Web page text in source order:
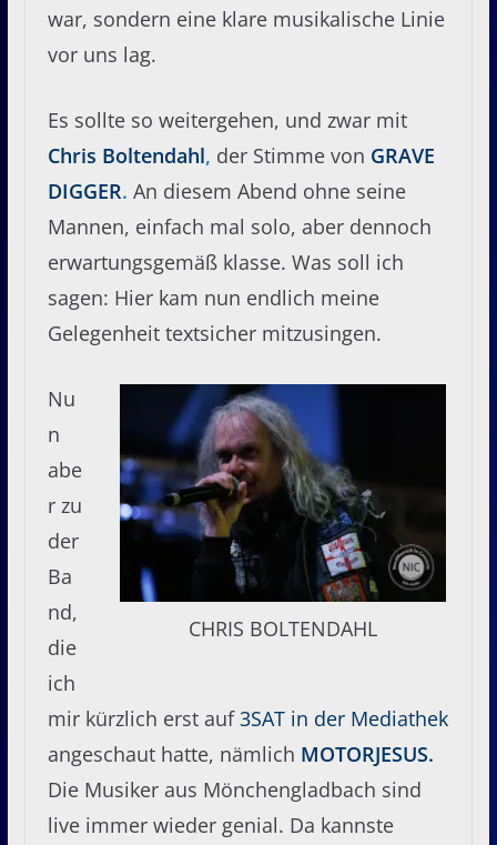
war, sondern eine klare musikalische Linie
vor uns lag.
Es sollte so weitergehen, und zwar mit
Chris Boltendahl, der Stimme von GRAVE
DIGGER. An diesem Abend ohne seine
Mannen, einfach mal solo, aber dennoch
erwartungsgemäß klasse. Was soll ich
sagen: Hier kam nun endlich meine
Gelegenheit textsicher mitzusingen.
CHRIS BOLTENDAHL
Nu
n
abe
r zu
der
Ba
nd,
die
ich
mir kürzlich erst auf3SAT in der Mediathek
angeschaut hatte, nämlich MOTORJESUS.
Die Musiker aus Mönchengladbach sind
live immer wieder genial. Da kannste